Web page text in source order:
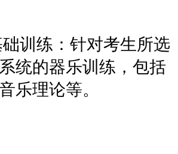
训练：针对考生所选
统的器乐训练，包括
乐理论等。